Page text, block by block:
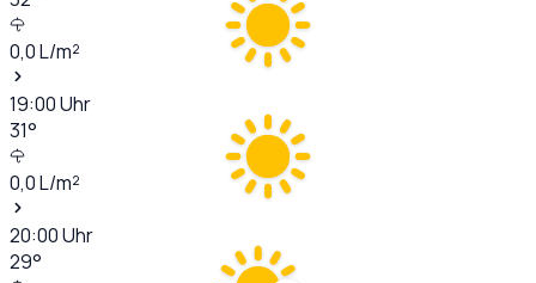
0,0L/m²
19:00Uhr
31°
0,0L/m²
20:00Uhr
29°